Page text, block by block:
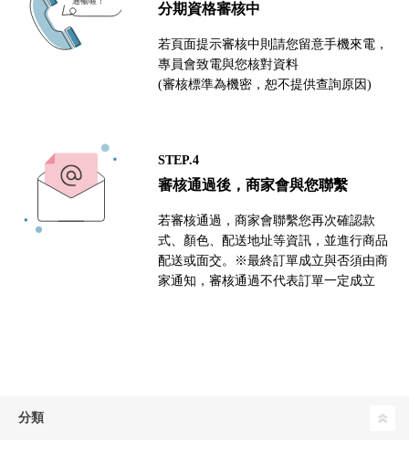
分期資格審核中
若頁面提示審核中則請您留意手機來電，
專員會致電與您核對資料
(審核標準為機密，恕不提供查詢原因)
STEP.4
審核通過後，商家會與您聯繫
若審核通過，商家會聯繫您再次確認款
式、顏色、配送地址等資訊，並進行商品
配送或面交。※最終訂單成立與否須由商
家通知，審核通過不代表訂單一定成立
分類